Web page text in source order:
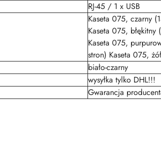
RJ-45 / 1 x USB
Kaseta 075, czarny
Kaseta 075,
Kaseta 075,
stron) Kaseta 075,
biało-czarny
wysyłka tylko DHL!!!
Gwarancja